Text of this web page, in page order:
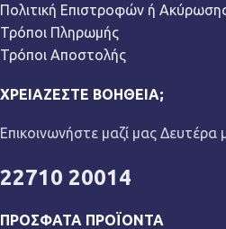
Πολιτική Επιστροφών ή
Τρόποι Πληρωμής
Τρόποι Αποστολής
ΧΡΕΙΆΖΕΣΤΕ ΒΟΉΘΕΙΑ;
Επικοινωνήστε μαζί μας
22710 20014
ΠΡΌΣΦΑΤΑ ΠΡΟΪΌΝΤΑ